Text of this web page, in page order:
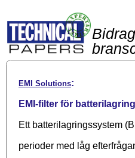
EMI Solutions:
EMI-filter för
Ett batterilagringssystem
perioder med låg